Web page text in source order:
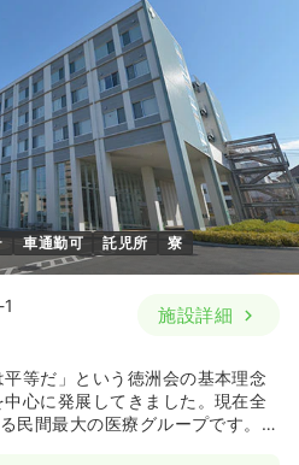
車通勤可 託児所 寮
施設詳細
等だ」という徳洲会の基本理念
心に発展してきました。現在全
民間最大の医療グループです。